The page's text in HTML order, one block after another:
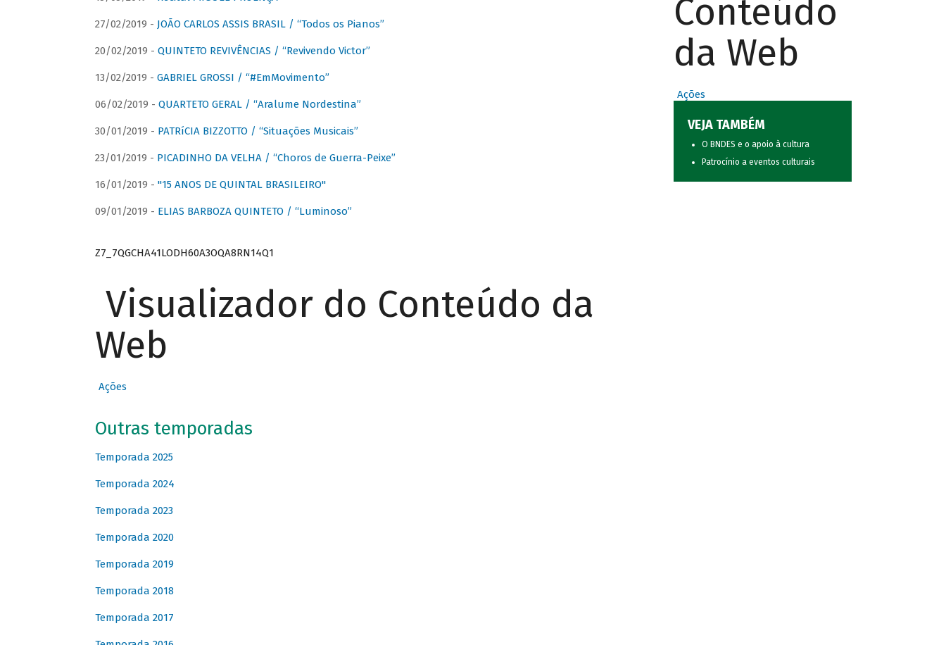
27/02/2019 - JOÃO CARLOS ASSIS BRASIL / “Todos os Pianos”
20/02/2019 - QUINTETO REVIVÊNCIAS / “Revivendo Victor”
13/02/2019 - GABRIEL GROSSI / “#EmMovimento”
06/02/2019 - QUARTETO GERAL / “Aralume Nordestina”
30/01/2019 - PATRíCIA BIZZOTTO / “Situações Musicais”
23/01/2019 - PICADINHO DA VELHA / “Choros de Guerra-Peixe”
16/01/2019 - "15 ANOS DE QUINTAL BRASILEIRO"
09/01/2019 - ELIAS BARBOZA QUINTETO / “Luminoso”
Z7_7QGCHA41LODH60A3OQA8RN14Q1
Visualizador do Conteúdo da
Web
Ações
Outras temporadas
Temporada 2025
Temporada 2024
Temporada 2023
Temporada 2020
Temporada 2019
Temporada 2018
Temporada 2017
Conteúdo
da Web
Ações
VEJA TAMBÉM
O BNDES e o apoio à cultura
Patrocínio a eventos culturais